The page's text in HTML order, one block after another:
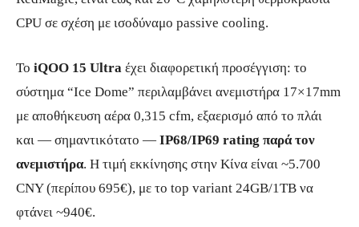
CPU σε σχέση με ισοδύναμο passive cooling.
Το iQOO 15 Ultra έχει διαφορετική προσέγγιση: το
σύστημα “Ice Dome” περιλαμβάνει ανεμιστήρα 17×17mm
με αποθήκευση αέρα 0,315 cfm, εξαερισμό από το πλάι
και — σημαντικότατο — IP68/IP69 rating παρά τον
ανεμιστήρα. Η τιμή εκκίνησης στην Κίνα είναι ~5.700
CNY (περίπου 695€), με το top variant 24GB/1TB να
φτάνει ~940€.